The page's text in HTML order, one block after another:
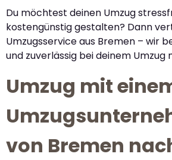
Du möchtest deinen Umzug
kostengünstig gestalten? Dann
Umzugsservice aus Bremen – wir
und zuverlässig bei deinem Umzug
Umzug mit
von Bremen